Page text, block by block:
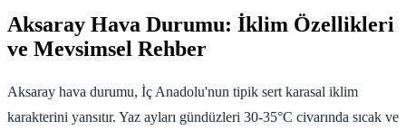
Aksaray Hava Durumu: İklim Özellikleri
ve Mevsimsel Rehber
Aksaray hava durumu, İç Anadolu'nun tipik sert karasal iklim
karakterini yansıtır. Yaz ayları gündüzleri 30-35°C civarında sıcak ve